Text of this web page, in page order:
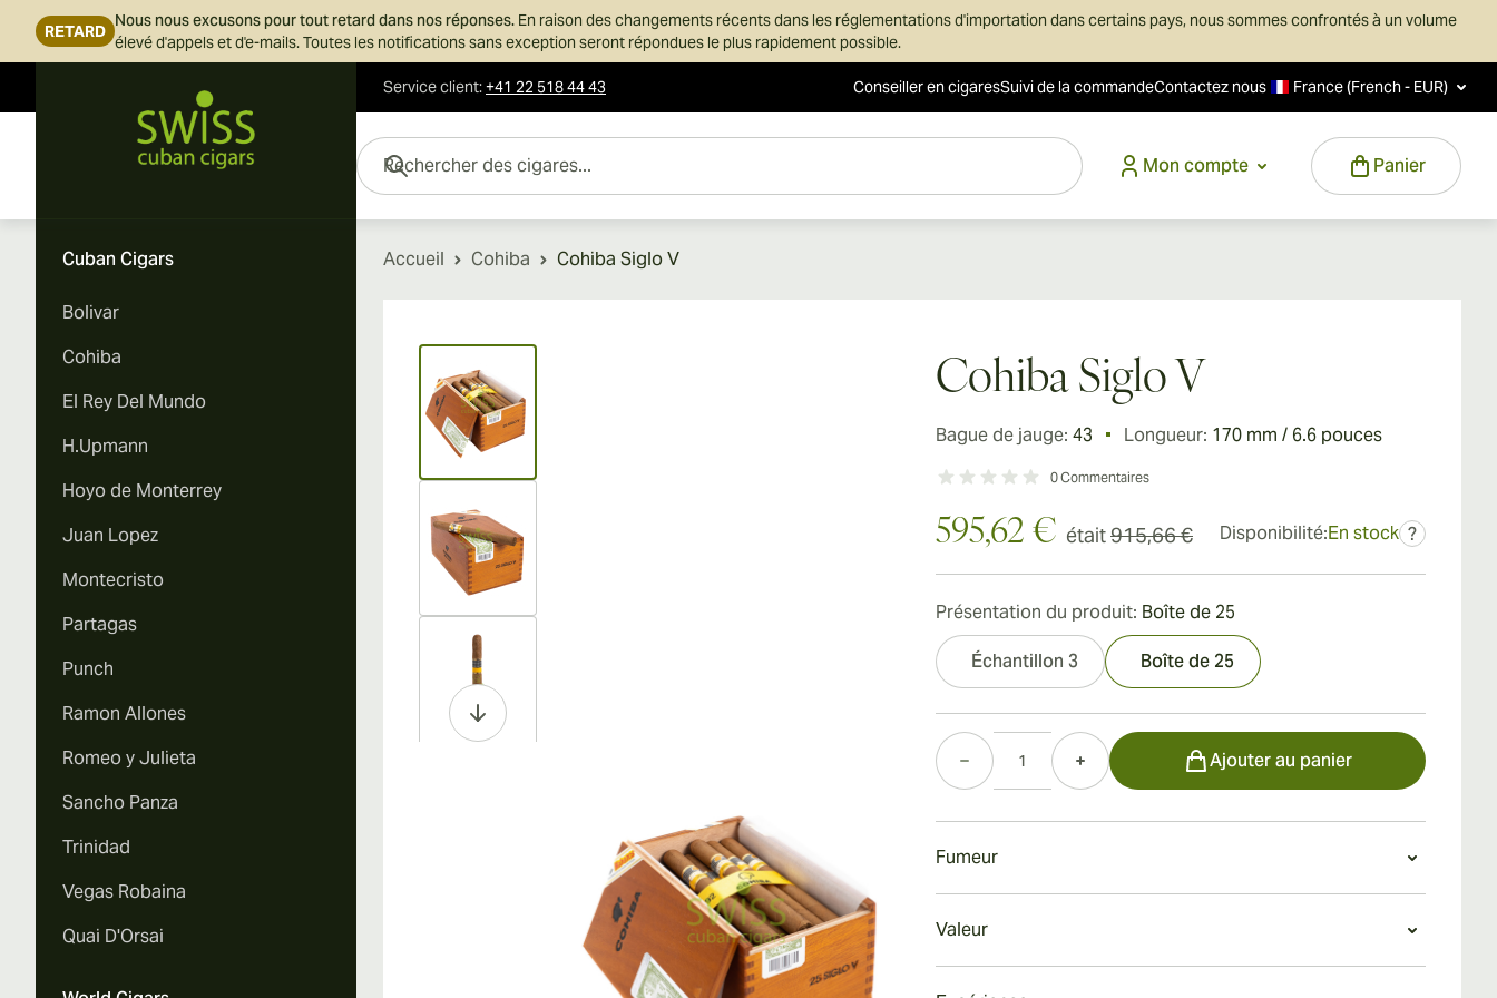
RETARD
Nous nous excusons pour tout retard dans nos réponses. En raison des changements récents dans les réglementations d'importation dans certains pays, nous sommes confrontés à un volume
élevé d'appels et d'e-mails. Toutes les notifications sans exception seront répondues le plus rapidement possible.
Service client:+41 22 518 44 43 Conseiller en cigaresSuivi de la commandeContactez nous France (French - EUR)
Mon compte
Panier
Rechercher des cigares...
Cuban Cigars
Bolivar
Cohiba
El Rey Del Mundo
H.Upmann
Hoyo de Monterrey
Juan Lopez
Montecristo
Partagas
Punch
Ramon Allones
Romeo y Julieta
Sancho Panza
Trinidad
Vegas Robaina
Quai D'Orsai
Accueil Cohiba Cohiba Siglo V
View larger image
View larger image
Cohiba Siglo V
Bague de jauge: 43 Longueur: 170 mm / 6.6 pouces
0Commentaires
595,62 € était915,66 € Disponibilité:En stock ?
Présentation du produit: Boîte de 25
Échantillon 3 Boîte de 25
Quantité
Ajouter au panier
Fumeur
Valeur